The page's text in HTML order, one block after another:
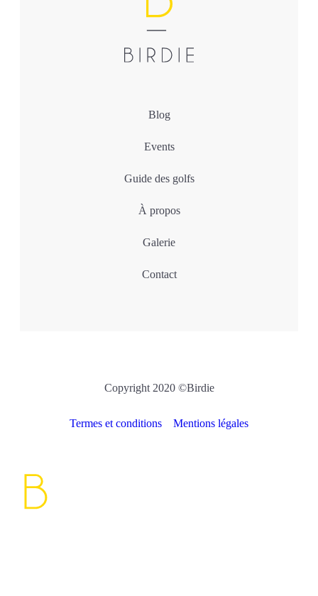
Blog
Events
Guide des golfs
À propos
Galerie
Contact
Copyright 2020 ©Birdie
Termes et conditions Mentions légales